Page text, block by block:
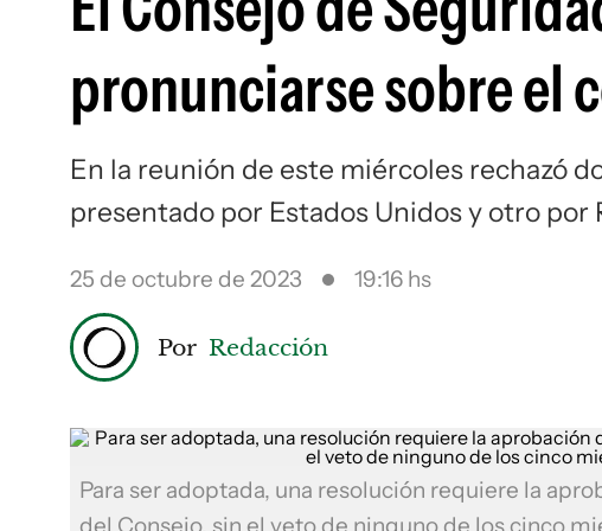
pronunciarse sobre
En la reunión de este miércoles rechazó
presentado por Estados Unidos y otro por
25 de octubre de 2023 19:16 hs
Por Redacción
Para ser adoptada, una resolución requiere la